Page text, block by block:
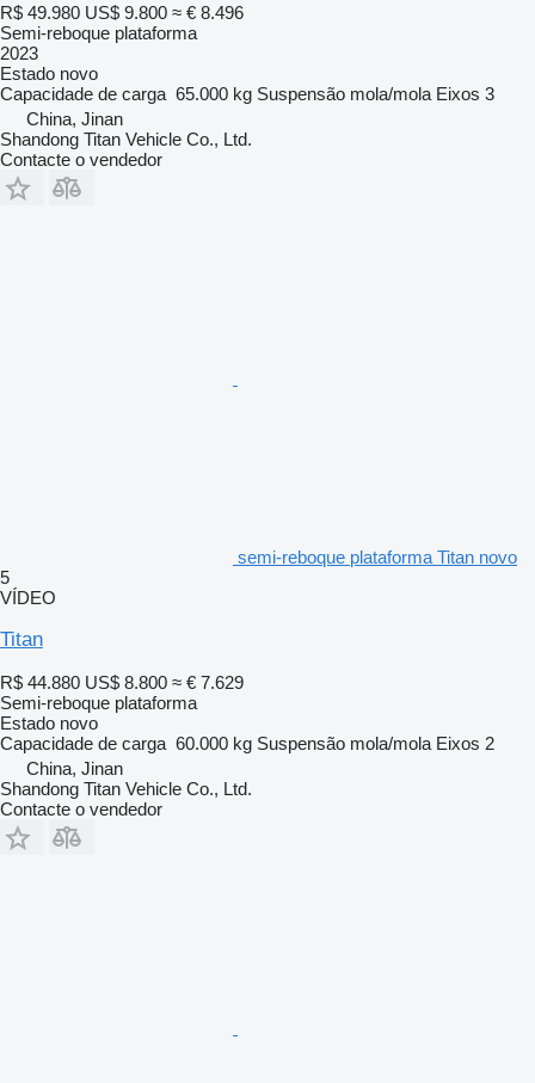
R$ 49.980 US$ 9.800 ≈ € 8.496
Semi-reboque plataforma
2023
Estado novo
Capacidade de carga 65.000 kg Suspensão mola/mola Eixos 3
China, Jinan
Shandong Titan Vehicle Co., Ltd.
Contacte o vendedor
semi-reboque plataforma Titan novo
5
VÍDEO
Titan
R$ 44.880 US$ 8.800 ≈ € 7.629
Semi-reboque plataforma
Estado novo
Capacidade de carga 60.000 kg Suspensão mola/mola Eixos 2
China, Jinan
Shandong Titan Vehicle Co., Ltd.
Contacte o vendedor